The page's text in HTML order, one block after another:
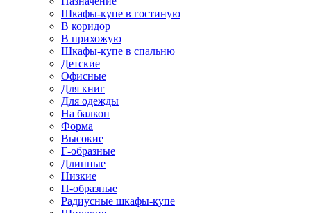
Шкафы-купе в гостиную
В коридор
В прихожую
Шкафы-купе в спальню
Детские
Офисные
Для книг
Для одежды
На балкон
Форма
Высокие
Г-образные
Длинные
Низкие
П-образные
Радиусные шкафы-купе